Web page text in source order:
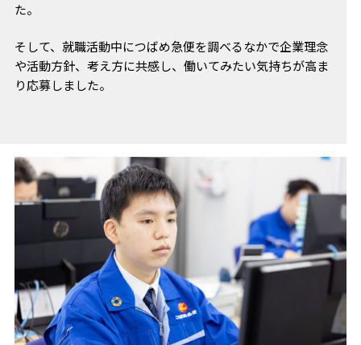
た。
そして、就職活動中につばめ急便を調べるなかで企業理念
や活動方針、考え方に共感し、働いてみたい気持ちが高ま
り応募しました。